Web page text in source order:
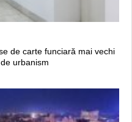
de carte funciară mai vechi
urbanism